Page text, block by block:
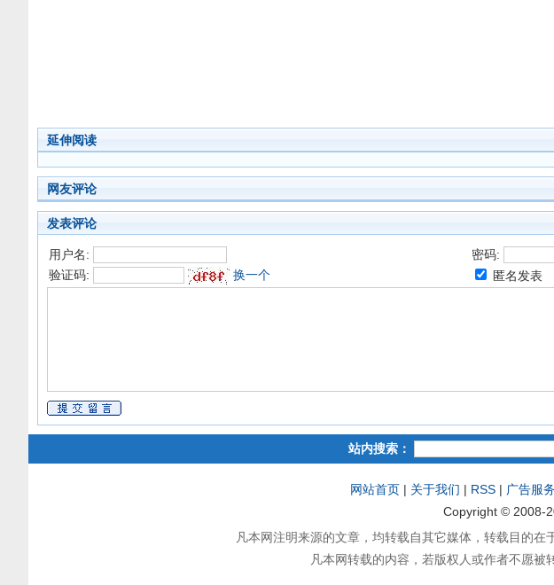
延伸阅读
网友评论
发表评论
用户名:
密码:
验证码:
换一个 匿名发表
站内搜索：
网站首页 | 关于我们 | RSS | 广告服务
Copyright © 2008-
凡本网注明来源的文章，均转载自其它媒体，转载目的
凡本网转载的内容，若版权人或作者不愿被